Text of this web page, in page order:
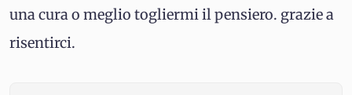
una cura o meglio togliermi il pensiero. grazie a
risentirci.